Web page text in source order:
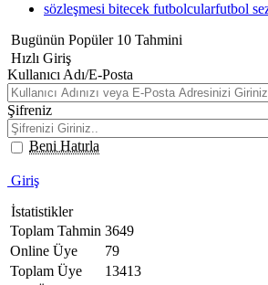
sözleşmesi bitecek futbolcularfutbol
Bugünün Popüler 10 Tahmini
Hızlı Giriş
Kullanıcı Adı/E-Posta
Şifreniz
Beni Hatırla
Giriş
İstatistikler
Toplam Tahmin 3649
Online Üye
79
Toplam Üye
13413